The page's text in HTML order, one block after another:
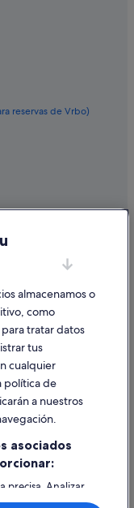
reservas de Vrbo)
almacenamos o
como
tratar datos
tus
cualquier
política de
a nuestros
asociados
precisa. Analizar
para su